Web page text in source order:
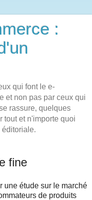
:
qui font le e-
et non pas par ceux qui
rassure, quelques
tout et n'importe quoi
éditoriale.
fine
une étude sur le marché
de produits